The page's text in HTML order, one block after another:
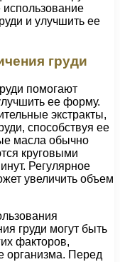
и улучшить ее
груди
помогают
ее форму.
экстракты,
способствуя ее
масла обычно
круговыми
Регулярное
увеличить объем
груди могут быть
факторов,
организма. Перед